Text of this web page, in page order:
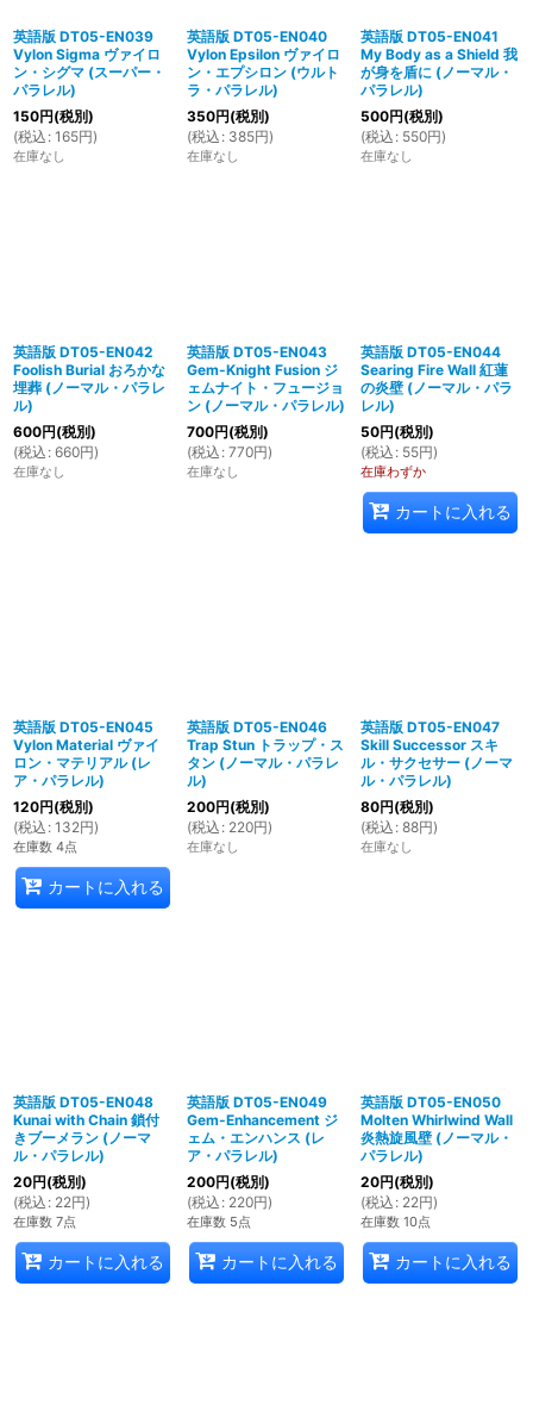
英語版 DT05-EN039
Vylon Sigma ヴァイロ
ン・シグマ (スーパー・
パラレル)
150円(税別)
(税込 : 165円)
在庫なし
英語版 DT05-EN040
Vylon Epsilon ヴァイロ
ン・エプシロン (ウルト
ラ・パラレル)
350円(税別)
(税込 : 385円)
在庫なし
英語版 DT05-EN041
My Body as a Shield 我
が身を盾に (ノーマル・
パラレル)
500円(税別)
(税込 : 550円)
在庫なし
英語版 DT05-EN042
Foolish Burial おろかな
埋葬 (ノーマル・パラレ
ル)
600円(税別)
(税込 : 660円)
在庫なし
英語版 DT05-EN043
Gem-Knight Fusion ジ
ェムナイト・フュージョ
ン (ノーマル・パラレル)
700円(税別)
(税込 : 770円)
在庫なし
英語版 DT05-EN044
Searing Fire Wall 紅蓮
の炎壁 (ノーマル・パラ
レル)
50円(税別)
(税込 : 55円)
在庫わずか
カートに入れる
英語版 DT05-EN045
Vylon Material ヴァイ
ロン・マテリアル (レ
ア・パラレル)
120円(税別)
(税込 : 132円)
在庫数 4点
カートに入れる
英語版 DT05-EN046
Trap Stun トラップ・ス
タン (ノーマル・パラレ
ル)
200円(税別)
(税込 : 220円)
在庫なし
英語版 DT05-EN047
Skill Successor スキ
ル・サクセサー (ノーマ
ル・パラレル)
80円(税別)
(税込 : 88円)
在庫なし
英語版 DT05-EN048
Kunai with Chain 鎖付
きブーメラン (ノーマ
ル・パラレル)
20円(税別)
(税込 : 22円)
在庫数 7点
カートに入れる
英語版 DT05-EN049
Gem-Enhancement ジ
ェム・エンハンス (レ
ア・パラレル)
200円(税別)
(税込 : 220円)
在庫数 5点
カートに入れる
英語版 DT05-EN050
Molten Whirlwind Wall
炎熱旋風壁 (ノーマル・
パラレル)
20円(税別)
(税込 : 22円)
在庫数 10点
カートに入れる